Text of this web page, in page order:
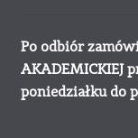
Po odbiór
AKADEMICKIEJ
poniedziałku do